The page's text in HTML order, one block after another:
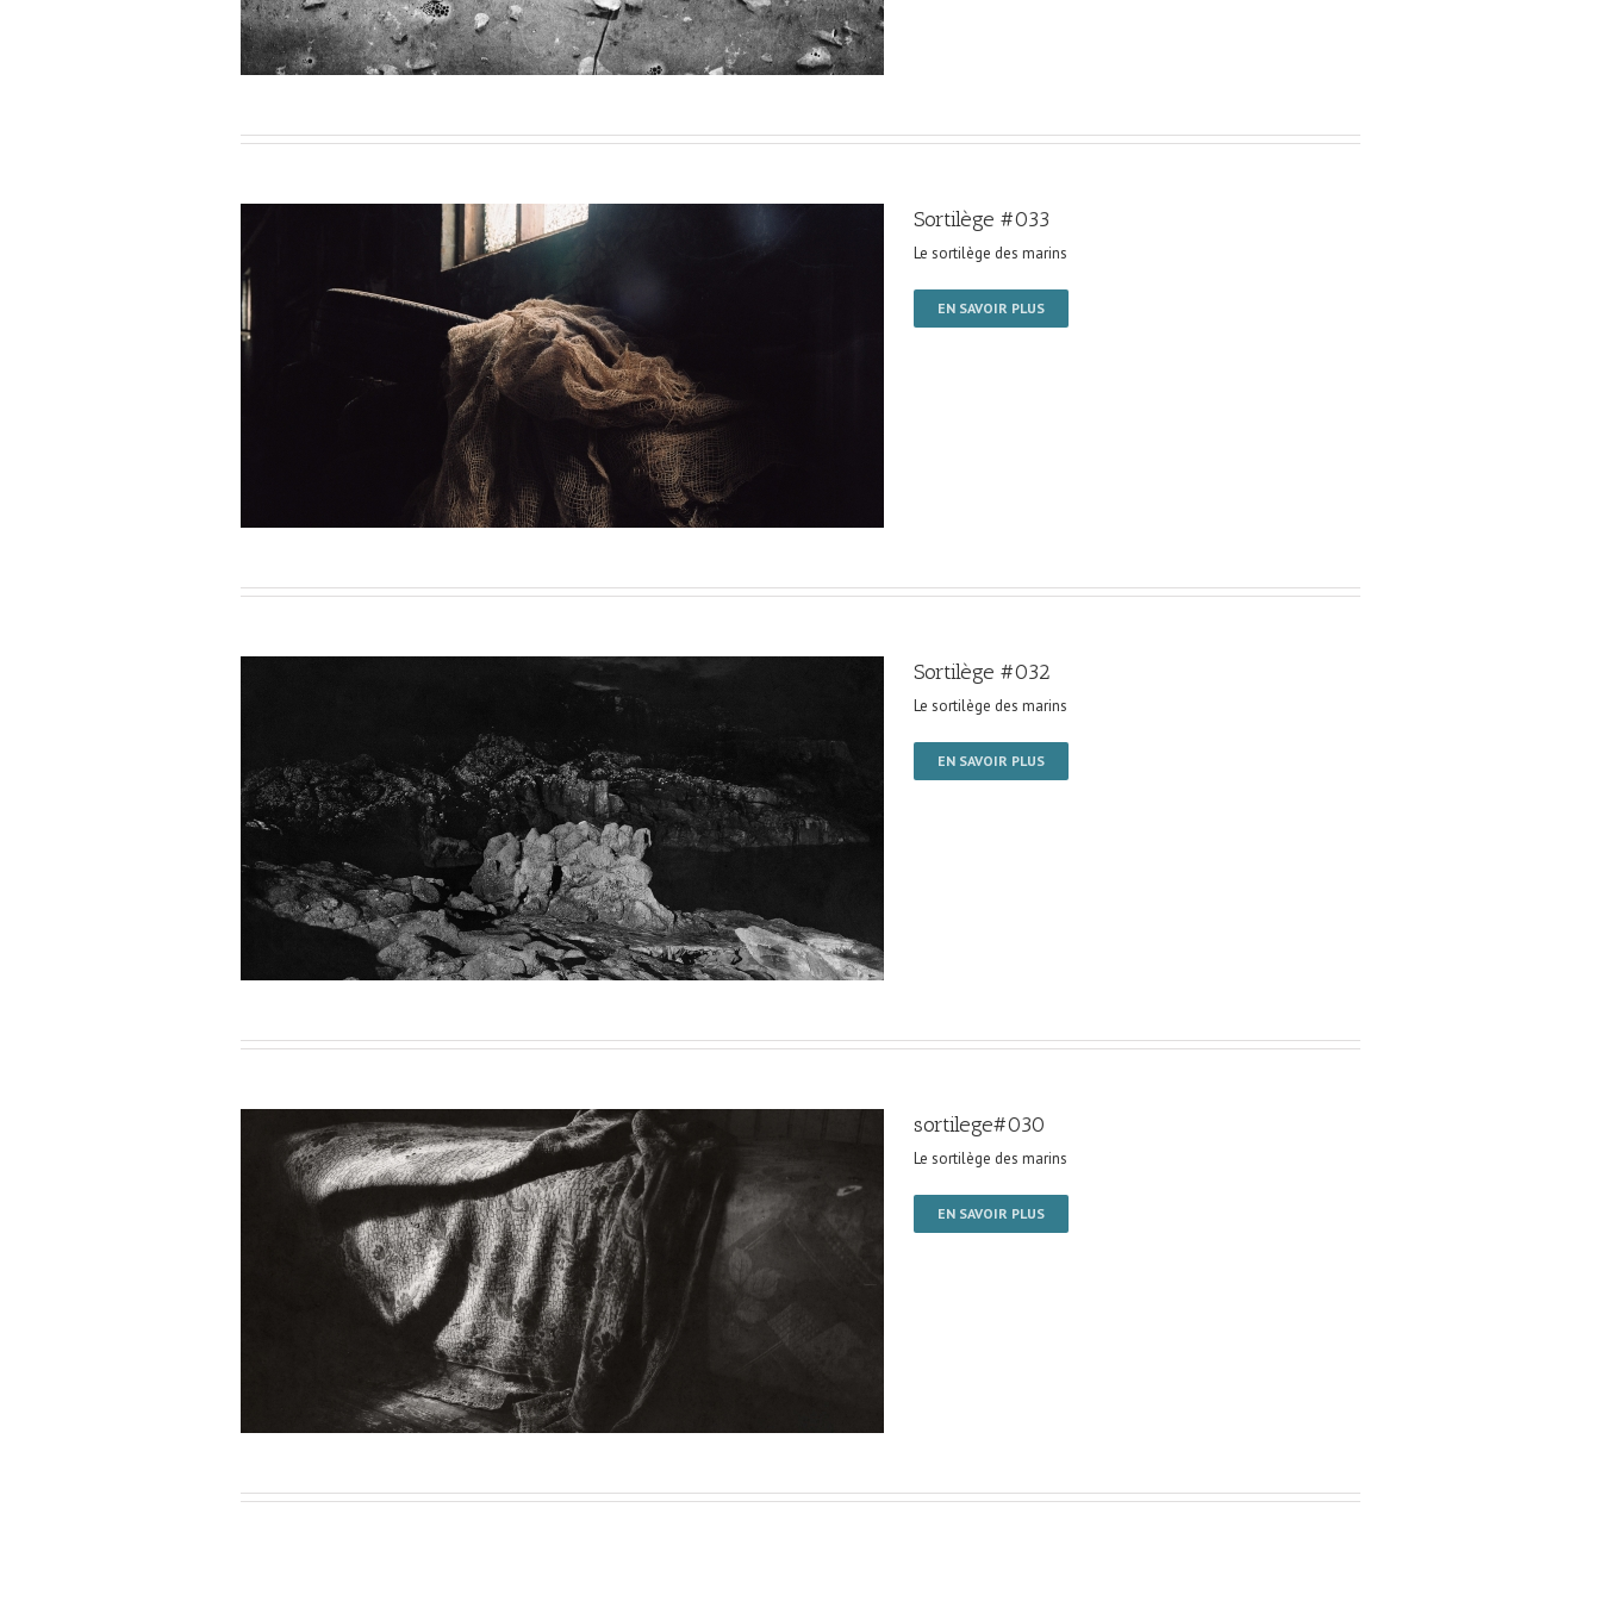
Sortilège #033
Le sortilège des marins
EN SAVOIR PLUS
Sortilège #032
Le sortilège des marins
EN SAVOIR PLUS
sortilege#030
Le sortilège des marins
EN SAVOIR PLUS